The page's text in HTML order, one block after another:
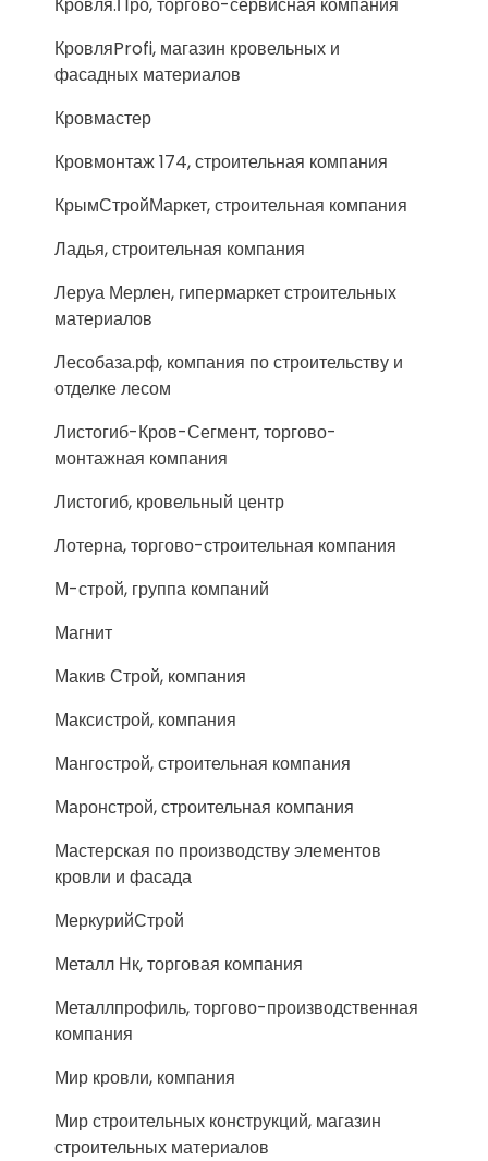
КровляProfi, магазин кровельных и
фасадных материалов
Кровмастер
Кровмонтаж 174, строительная компания
КрымСтройМаркет, строительная компания
Ладья, строительная компания
Леруа Мерлен, гипермаркет строительных
материалов
Лесобаза.рф, компания по строительству и
отделке лесом
Листогиб-Кров-Сегмент, торгово-
монтажная компания
Листогиб, кровельный центр
Лотерна, торгово-строительная компания
М-строй, группа компаний
Магнит
Макив Строй, компания
Максистрой, компания
Мангострой, строительная компания
Маронстрой, строительная компания
Мастерская по производству элементов
кровли и фасада
МеркурийСтрой
Металл Нк, торговая компания
Металлпрофиль, торгово-производственная
компания
Мир кровли, компания
Мир строительных конструкций, магазин
строительных материалов